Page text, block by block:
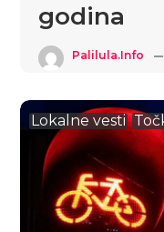
godina
Palilula.info
Lokalne vesti